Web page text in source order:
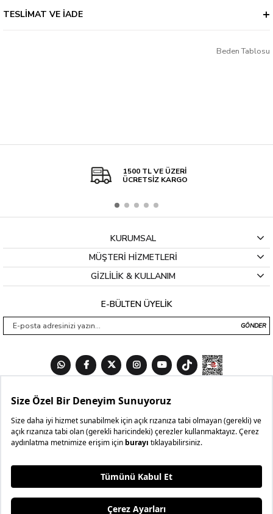
TESLIMAT VE İADE
Beden Tablosu
1500 TL VE ÜZERİ
ÜCRETSİZ KARGO
KURUMSAL
MÜŞTERİ HİZMETLERİ
GİZLİLİK & KULLANIM
E-BÜLTEN ÜYELİK
GÖNDER